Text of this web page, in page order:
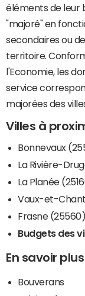
éléments de leur
"majoré" en
secondaires ou
territoire.
l'Economie, les
service
majorées des
Villes à
Bonnevaux
La Rivière-
La Planée
Vaux-et-
Frasne (25560)
Budgets des
En savoir
Bouverans